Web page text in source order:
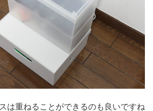
は重ねることができるのも良いですね